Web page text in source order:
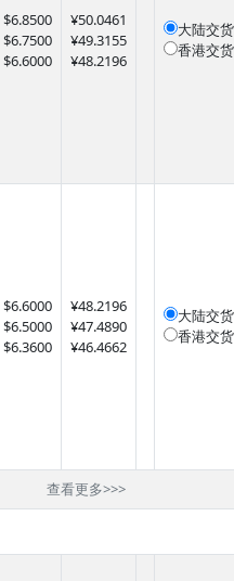
$6.8500
$6.7500
$6.6000
¥50.0461
¥49.3155
¥48.2196
大陆交货
香港交货
$6.6000
$6.5000
$6.3600
¥48.2196
¥47.4890
¥46.4662
大陆交货
香港交货
查看更多>>>